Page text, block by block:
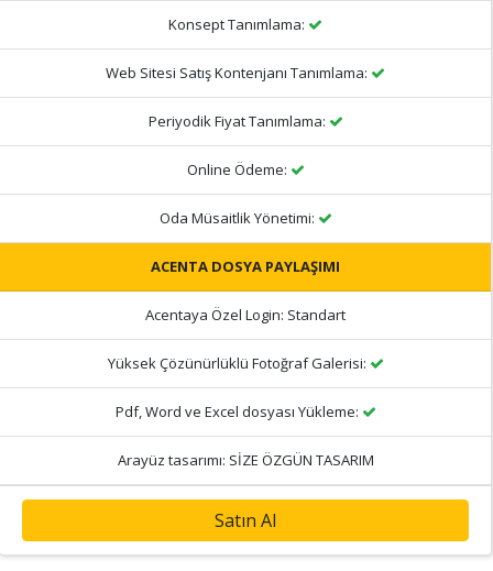
Konsept Tanımlama:
Web Sitesi Satış Kontenjanı Tanımlama:
Periyodik Fiyat Tanımlama:
Online Ödeme:
Oda Müsaitlik Yönetimi:
ACENTA DOSYA PAYLAŞIMI
Acentaya Özel Login: Standart
Yüksek Çözünürlüklü Fotoğraf Galerisi:
Pdf, Word ve Excel dosyası Yükleme:
Arayüz tasarımı: SİZE ÖZGÜN TASARIM
Satın Al